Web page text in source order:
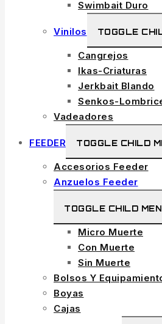
Swimbait Duro
Vinilos TOGGLE
Cangrejos
Ikas-Criaturas
Jerkbait Blando
Senkos-
Vadeadores
FEEDER TOGGLE CHILD
Accesorios Feeder
Anzuelos Feeder
TOGGLE CHILD
Micro Muerte
Con Muerte
Sin Muerte
Bolsos Y
Boyas
Cajas